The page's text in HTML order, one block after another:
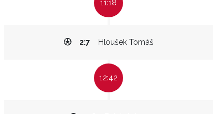
11:18
Hloušek Tomáš
2:7
12:42